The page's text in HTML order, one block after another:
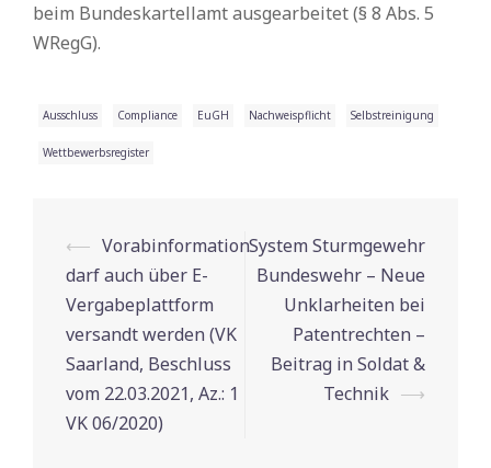
beim Bundeskartellamt ausgearbeitet (§ 8 Abs. 5
WRegG).
Ausschluss Compliance EuGH Nachweispflicht Selbstreinigung
Wettbewerbsregister
Beitrags-
Navigation
⟵ Vorabinformation
darf auch über E-
Vergabeplattform
versandt werden (VK
Saarland, Beschluss
vom 22.03.2021, Az.: 1
VK 06/2020)
System Sturmgewehr
Bundeswehr – Neue
Unklarheiten bei
Patentrechten –
Beitrag in Soldat &
Technik ⟶